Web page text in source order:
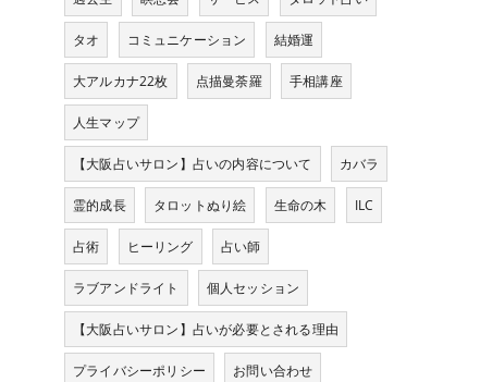
タオ コミュニケーション 結婚運
大アルカナ22枚 点描曼荼羅 手相講座
人生マップ
【大阪占いサロン】占いの内容について カバラ
霊的成長 タロットぬり絵 生命の木 ILC
占術 ヒーリング 占い師
ラブアンドライト 個人セッション
【大阪占いサロン】占いが必要とされる理由
プライバシーポリシー お問い合わせ